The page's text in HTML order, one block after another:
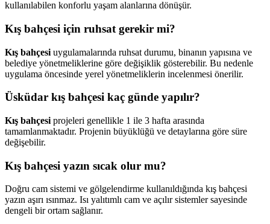
kullanılabilen konforlu yaşam alanlarına dönüşür.
Kış bahçesi için ruhsat gerekir mi?
Kış bahçesi uygulamalarında ruhsat durumu, binanın yapısına ve
belediye yönetmeliklerine göre değişiklik gösterebilir. Bu nedenle
uygulama öncesinde yerel yönetmeliklerin incelenmesi önerilir.
Üsküdar kış bahçesi kaç günde yapılır?
Kış bahçesi projeleri genellikle 1 ile 3 hafta arasında
tamamlanmaktadır. Projenin büyüklüğü ve detaylarına göre süre
değişebilir.
Kış bahçesi yazın sıcak olur mu?
Doğru cam sistemi ve gölgelendirme kullanıldığında kış bahçesi
yazın aşırı ısınmaz. Isı yalıtımlı cam ve açılır sistemler sayesinde
dengeli bir ortam sağlanır.